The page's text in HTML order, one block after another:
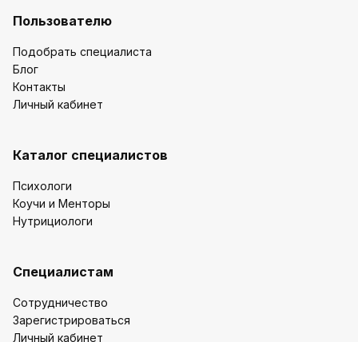
Пользователю
Подобрать специалиста
Блог
Контакты
Личный кабинет
Каталог специалистов
Психологи
Коучи и Менторы
Нутрициологи
Специалистам
Сотрудничество
Зарегистрироваться
Личный кабинет